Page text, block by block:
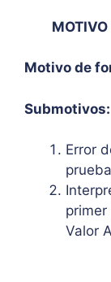
Motivo de
Submotivos:
Error
Valor